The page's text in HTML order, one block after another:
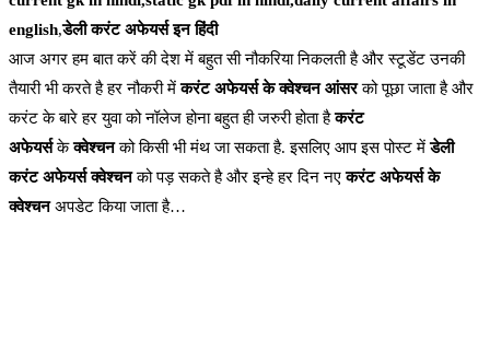
english,डेली करंट अफेयर्स इन हिंदी
आज अगर हम बात करें की देश में बहुत सी नौकरिया निकलती है और स्टूडेंट उनकी
तैयारी भी करते है हर नौकरी मेंकरंट अफेयर्स के क्वेश्चन आंसरको पूछा जाता है और
करंट के बारे हर युवा को नॉलेज होना बहुत ही जरुरी होता हैकरंट
अफेयर्सकेक्वेश्चनको किसी भी मंथ जा सकता है. इसलिए आप इस पोस्ट मेंडेली
करंट अफेयर्स क्वेश्चनको पड़ सकते है और इन्हे हर दिन नएकरंट अफेयर्स के
क्वेश्चनअपडेट किया जाता है…